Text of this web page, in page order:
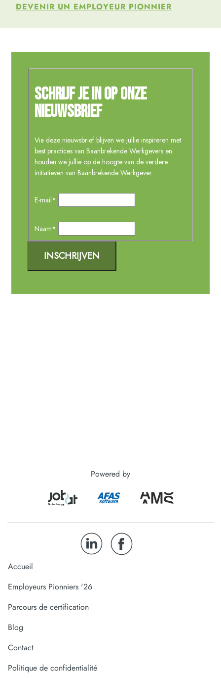
DEVENIR UN EMPLOYEUR PIONNIER
Powered by
Accueil
Employeurs Pionniers '26
Parcours de certification
Blog
Contact
Politique de confidentialité